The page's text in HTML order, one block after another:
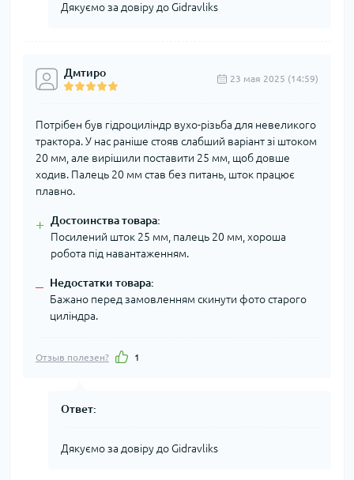
Дякуємо за довіру до Gidravliks
Дмтиро 23 мая 2025 (14:59)
Потрібен був гідроциліндр вухо-різьба для невеликого
трактора. У нас раніше стояв слабший варіант зі штоком
20 мм, але вирішили поставити 25 мм, щоб довше
ходив. Палець 20 мм став без питань, шток працює
плавно.
+ Достоинства товара:
Посилений шток 25 мм, палець 20 мм, хороша
робота під навантаженням.
– Недостатки товара:
Бажано перед замовленням скинути фото старого
циліндра.
Отзыв полезен? 1
Ответ:
Дякуємо за довіру до Gidravliks